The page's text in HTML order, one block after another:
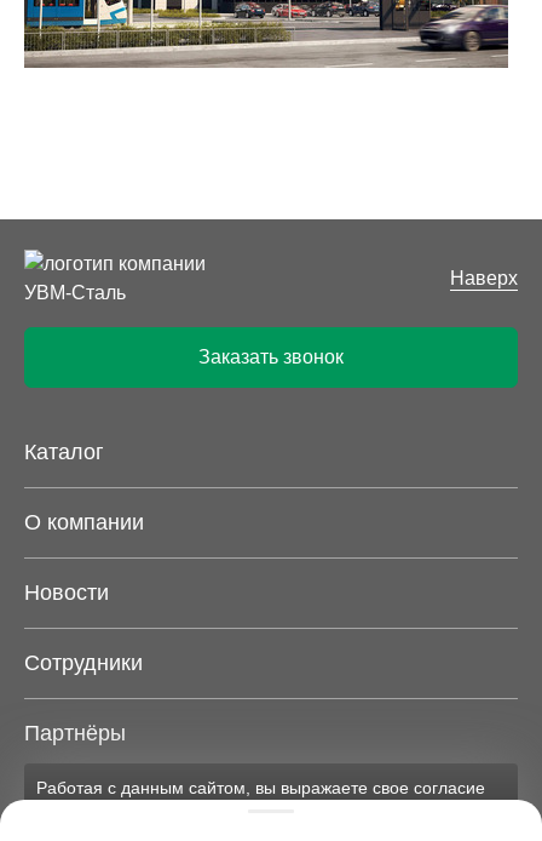
Наверх
Заказать звонок
Каталог
О компании
Новости
Сотрудники
Партнёры
Карта сайта
Работая с данным сайтом, вы выражаете свое согласие